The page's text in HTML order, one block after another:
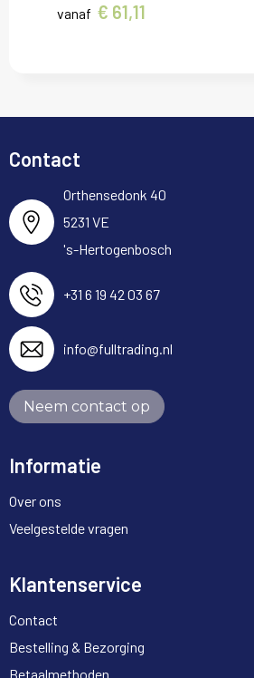
vanaf € 61,11
Contact
Orthensedonk 40
5231 VE
's-Hertogenbosch
+31 6 19 42 03 67
info@fulltrading.nl
Neem contact op
Informatie
Over ons
Veelgestelde vragen
Klantenservice
Contact
Bestelling & Bezorging
Betaalmethoden